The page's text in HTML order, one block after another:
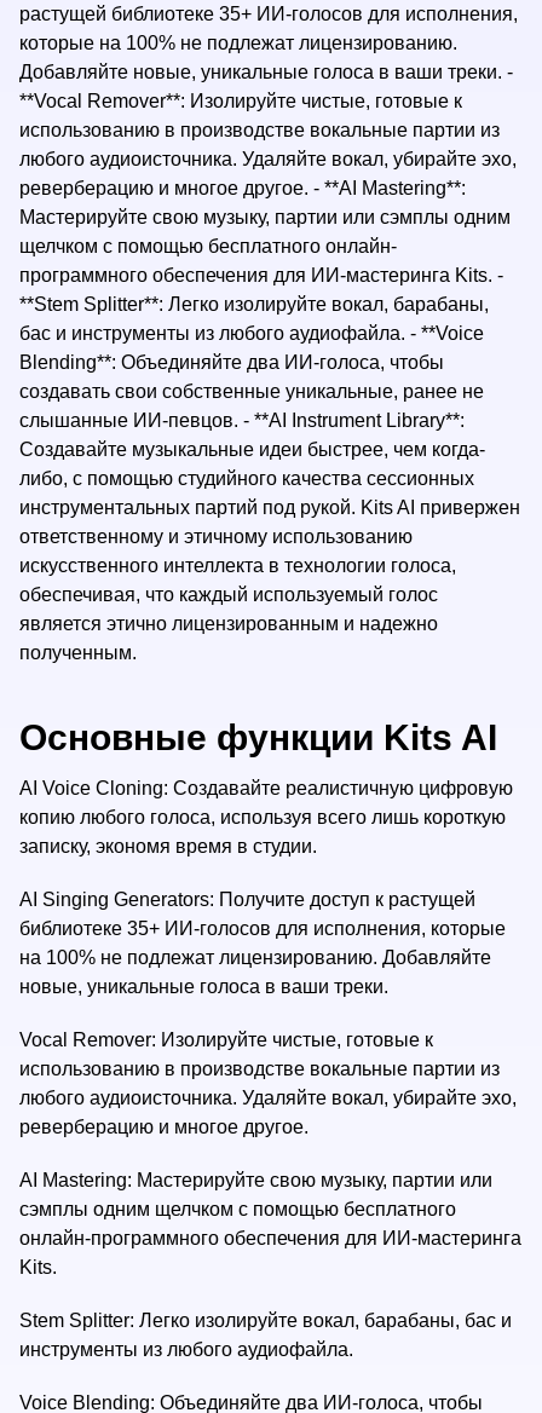
растущей библиотеке 35+ ИИ-голосов для исполнения,
которые на 100% не подлежат лицензированию.
Добавляйте новые, уникальные голоса в ваши треки. -
**Vocal Remover**: Изолируйте чистые, готовые к
использованию в производстве вокальные партии из
любого аудиоисточника. Удаляйте вокал, убирайте эхо,
реверберацию и многое другое. - **AI Mastering**:
Мастерируйте свою музыку, партии или сэмплы одним
щелчком с помощью бесплатного онлайн-
программного обеспечения для ИИ-мастеринга Kits. -
**Stem Splitter**: Легко изолируйте вокал, барабаны,
бас и инструменты из любого аудиофайла. - **Voice
Blending**: Объединяйте два ИИ-голоса, чтобы
создавать свои собственные уникальные, ранее не
слышанные ИИ-певцов. - **AI Instrument Library**:
Создавайте музыкальные идеи быстрее, чем когда-
либо, с помощью студийного качества сессионных
инструментальных партий под рукой. Kits AI привержен
ответственному и этичному использованию
искусственного интеллекта в технологии голоса,
обеспечивая, что каждый используемый голос
является этично лицензированным и надежно
полученным.
Основные функции Kits AI
AI Voice Cloning: Создавайте реалистичную цифровую
копию любого голоса, используя всего лишь короткую
записку, экономя время в студии.
AI Singing Generators: Получите доступ к растущей
библиотеке 35+ ИИ-голосов для исполнения, которые
на 100% не подлежат лицензированию. Добавляйте
новые, уникальные голоса в ваши треки.
Vocal Remover: Изолируйте чистые, готовые к
использованию в производстве вокальные партии из
любого аудиоисточника. Удаляйте вокал, убирайте эхо,
реверберацию и многое другое.
AI Mastering: Мастерируйте свою музыку, партии или
сэмплы одним щелчком с помощью бесплатного
онлайн-программного обеспечения для ИИ-мастеринга
Kits.
Stem Splitter: Легко изолируйте вокал, барабаны, бас и
инструменты из любого аудиофайла.
Voice Blending: Объединяйте два ИИ-голоса, чтобы